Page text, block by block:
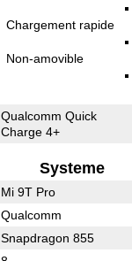
Chargement rapide
Non-amovible
Qualcomm Quick
Charge 4+
Systeme
Mi 9T Pro
Qualcomm
Snapdragon 855